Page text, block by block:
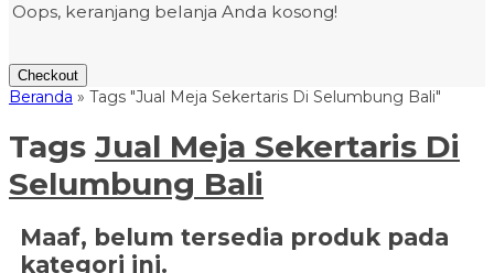
Oops, keranjang belanja Anda kosong!
Checkout
Beranda » Tags "Jual Meja Sekertaris Di Selumbung Bali"
Tags Jual Meja Sekertaris Di
Selumbung Bali
Maaf, belum tersedia produk pada
kategori ini.